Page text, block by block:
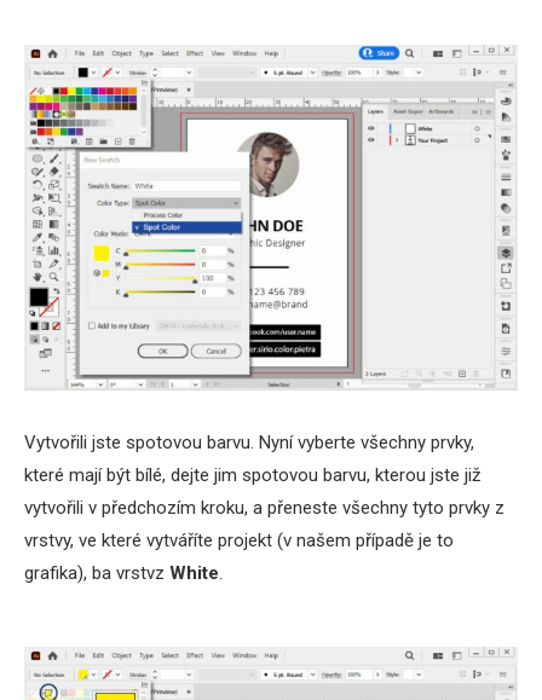
Vytvořili jste spotovou barvu. Nyní vyberte všechny prvky,
které mají být bílé, dejte jim spotovou barvu, kterou jste již
vytvořili v předchozím kroku, a přeneste všechny tyto prvky z
vrstvy, ve které vytváříte projekt (v našem případě je to
grafika), ba vrstvz White.